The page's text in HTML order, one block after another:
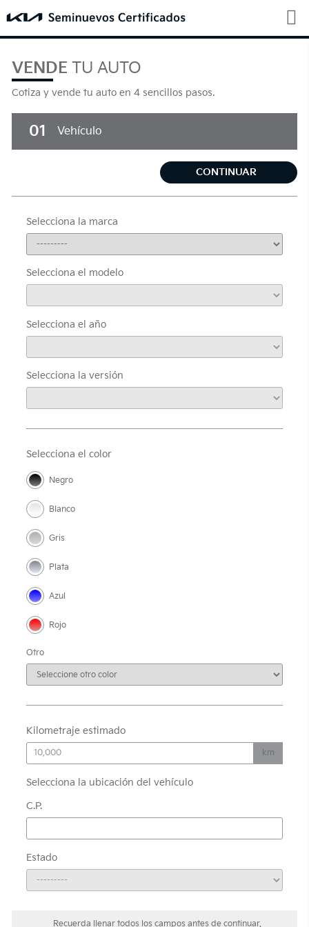
VENDE TU AUTO
Cotiza y vende tu auto en 4 sencillos pasos.
01 Vehículo
CONTINUAR
Selecciona la marca
Selecciona el modelo
Selecciona el año
Selecciona la versión
Selecciona el color
Negro
Blanco
Gris
Plata
Azul
Rojo
Otro
Kilometraje estimado
km
Selecciona la ubicación del vehículo
C.P.
Estado
Recuerda llenar todos los campos antes de continuar.